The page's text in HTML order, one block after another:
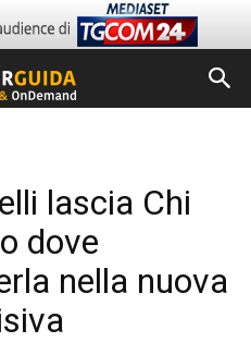
lascia Chi
dove
nella nuova